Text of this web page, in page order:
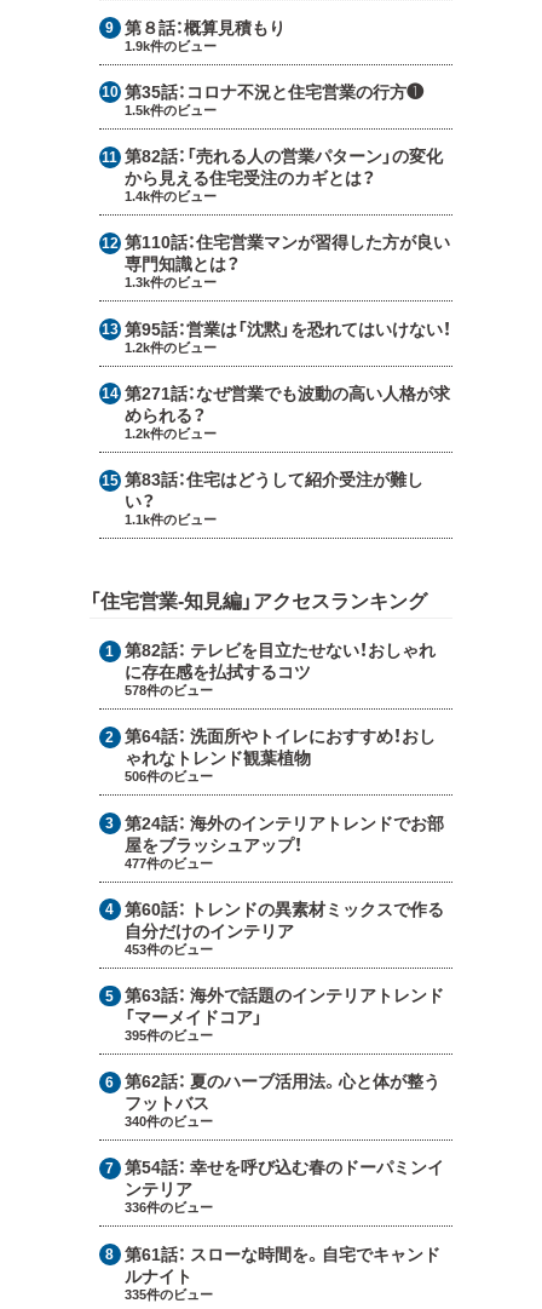
第８話：概算見積もり
1.9k件のビュー
第35話： コロナ不況と住宅営業の行方❶
1.5k件のビュー
第82話： 「売れる人の営業パターン」の変化
から見える住宅受注のカギとは？
1.4k件のビュー
第110話：住宅営業マンが習得した方が良い
専門知識とは？
1.3k件のビュー
第95話：営業は「沈黙」を恐れてはいけない！
1.2k件のビュー
第271話：なぜ営業でも波動の高い人格が求
められる？
1.2k件のビュー
第83話：住宅はどうして紹介受注が難し
い？
1.1k件のビュー
「住宅営業-知見編」アクセスランキング
第82話： テレビを目立たせない！おしゃれ
に存在感を払拭するコツ
578件のビュー
第64話：洗面所やトイレにおすすめ！おし
ゃれなトレンド観葉植物
506件のビュー
第24話：海外のインテリアトレンドでお部
屋をブラッシュアップ！
477件のビュー
第60話： トレンドの異素材ミックスで作る
自分だけのインテリア
453件のビュー
第63話：海外で話題のインテリアトレンド
「マーメイドコア」
395件のビュー
第62話：夏のハーブ活用法。心と体が整う
フットバス
340件のビュー
第54話：幸せを呼び込む春のドーパミンイ
ンテリア
336件のビュー
第61話： スローな時間を。自宅でキャンド
ルナイト
335件のビュー